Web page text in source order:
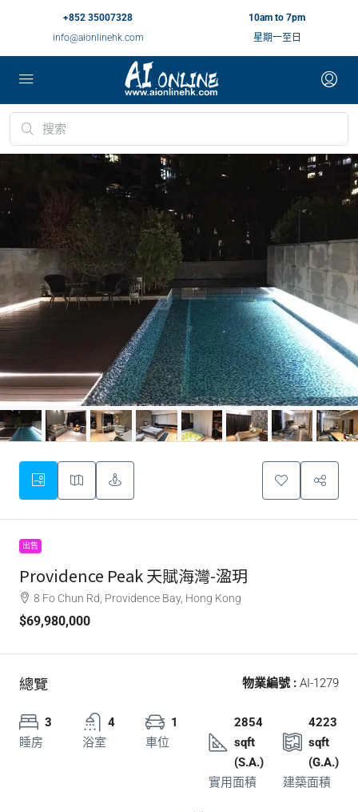
+852 35007328
info@aionlinehk.com
10am to 7pm
星期一至日
出售
Providence Peak 天賦海灣-溋玥
8 Fo Chun Rd, Providence Bay, Hong Kong
$69,980,000
總覽 物業編號 : AI-1279
3
睡房
4
浴室
1
車位
2854
sqft
(S.A.)
實用面積
4223
sqft
(G.A.)
建築面積